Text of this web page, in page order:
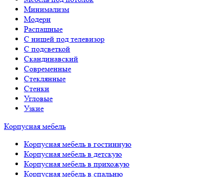
Минимализм
Модерн
Распашные
С нишей под телевизор
С подсветкой
Скандинавский
Современные
Стеклянные
Стенки
Угловые
Узкие
Корпусная мебель
Корпусная мебель в гостинную
Корпусная мебель в детскую
Корпусная мебель в прихожую
Корпусная мебель в спальню